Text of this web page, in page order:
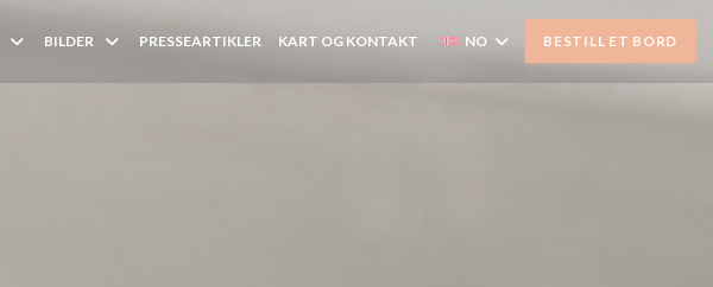
BILDER PRESSEARTIKLER KART OG KONTAKT NO BESTILL ET BORD